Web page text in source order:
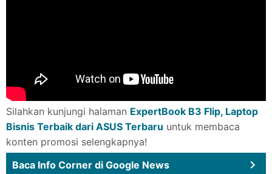
Silahkan kunjungi halaman ExpertBook B3 Flip, Laptop
Bisnis Terbaik dari ASUS Terbaru untuk membaca
konten promosi selengkapnya!
Baca Info Corner di Google News